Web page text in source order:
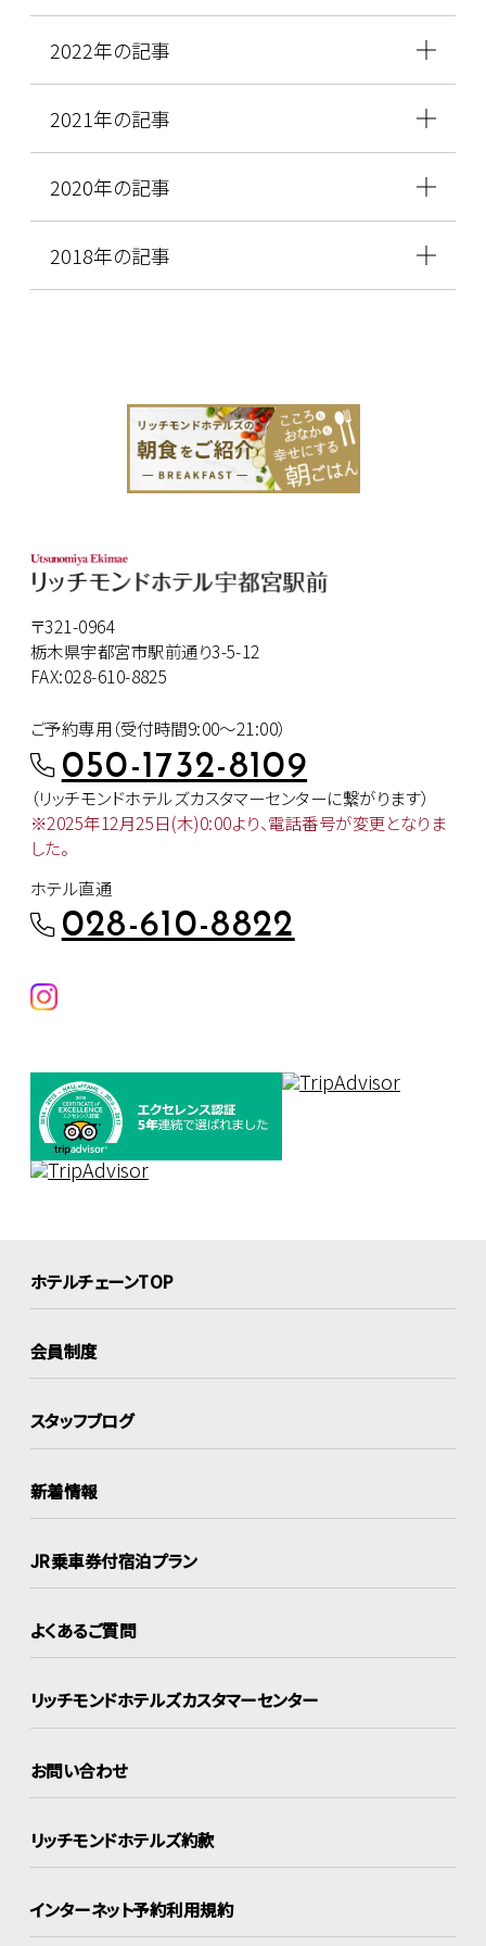
2022年の記事
2021年の記事
2020年の記事
2018年の記事
〒321-0964
栃木県宇都宮市駅前通り3-5-12
FAX:028-610-8825
ご予約専用（受付時間9:00～21:00）
050-1732-8109
（リッチモンドホテルズカスタマーセンターに繋がります）
※2025年12月25日(木)0:00より、電話番号が変更となりま
した。
ホテル直通
028-610-8822
ホテルチェーンTOP
会員制度
スタッフブログ
新着情報
JR乗車券付宿泊プラン
よくあるご質問
リッチモンドホテルズカスタマーセンター
お問い合わせ
リッチモンドホテルズ約款
インターネット予約利用規約